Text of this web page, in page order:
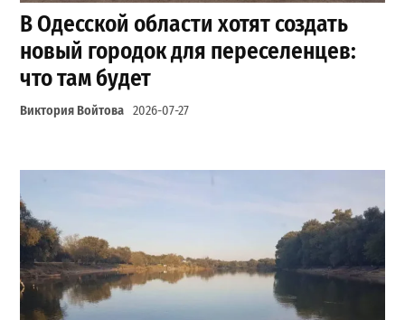
В Одесской области хотят создать
новый городок для переселенцев:
что там будет
Виктория Войтова 2026-07-27